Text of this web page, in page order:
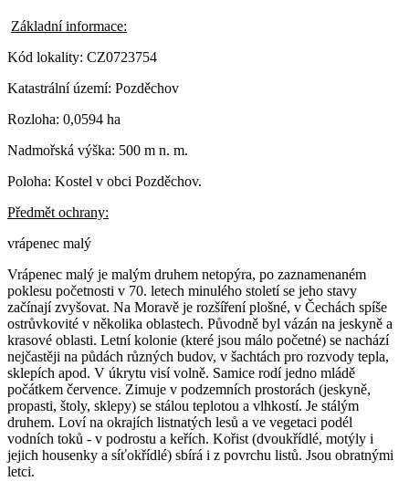
Základní informace:
Kód lokality: CZ0723754
Katastrální území: Pozděchov
Rozloha: 0,0594 ha
Nadmořská výška: 500 m n. m.
Poloha: Kostel v obci Pozděchov.
Předmět ochrany:
vrápenec malý
Vrápenec malý je malým druhem netopýra, po zaznamenaném
poklesu početnosti v 70. letech minulého století se jeho stavy
začínají zvyšovat. Na Moravě je rozšíření plošné, v Čechách spíše
ostrůvkovité v několika oblastech. Původně byl vázán na jeskyně a
krasové oblasti. Letní kolonie (které jsou málo početné) se nachází
nejčastěji na půdách různých budov, v šachtách pro rozvody tepla,
sklepích apod. V úkrytu visí volně. Samice rodí jedno mládě
počátkem července. Zimuje v podzemních prostorách (jeskyně,
propasti, štoly, sklepy) se stálou teplotou a vlhkostí. Je stálým
druhem. Loví na okrajích listnatých lesů a ve vegetaci podél
vodních toků - v podrostu a keřích. Kořist (dvoukřídlé, motýly i
jejich housenky a síťokřídlé) sbírá i z povrchu listů. Jsou obratnými
letci.